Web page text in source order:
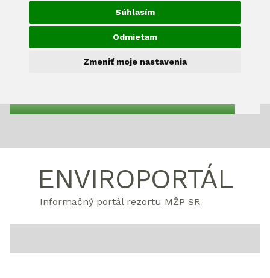
Súhlasím
Odmietam
Zmeniť moje nastavenia
ENVIROPORTÁL
Informačný portál rezortu MŽP SR